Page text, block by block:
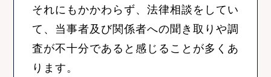
それにもかかわらず、法律相談をしてい
て、当事者及び関係者への聞き取りや調
査が不十分であると感じることが多くあ
ります。